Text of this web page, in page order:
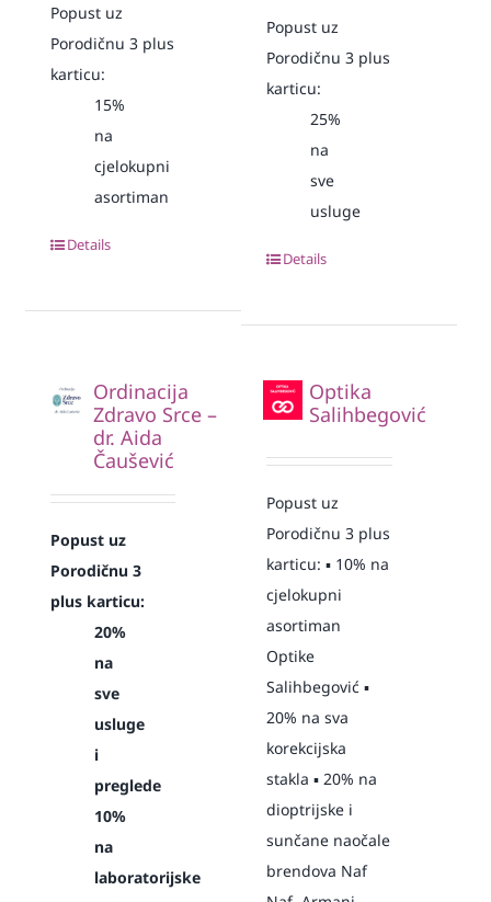
Popust uz
Porodičnu 3 plus
karticu:
15%
na
cjelokupni
asortiman
Details
Popust uz
Porodičnu 3 plus
karticu:
25%
na
sve
usluge
Details
Ordinacija
Zdravo Srce –
dr. Aida
Čaušević
Popust uz
Porodičnu 3
plus karticu:
20%
na
sve
usluge
i
preglede
10%
na
laboratorijske
Optika
Salihbegović
Popust uz
Porodičnu 3 plus
karticu: ▪️ 10% na
cjelokupni
asortiman
Optike
Salihbegović ▪️
20% na sva
korekcijska
stakla ▪️ 20% na
dioptrijske i
sunčane naočale
brendova Naf